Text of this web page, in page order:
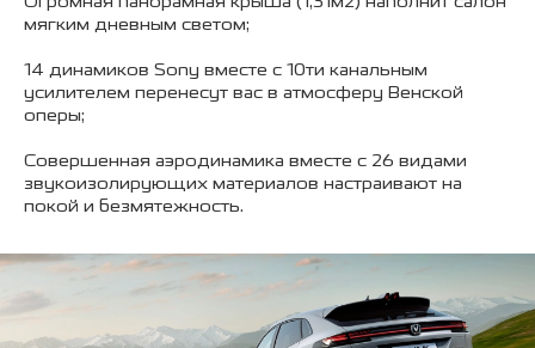
мягким дневным светом;
14 динамиков Sony вместе с 10ти канальным
усилителем перенесут вас в атмосферу Венской
оперы;
Совершенная аэродинамика вместе с 26 видами
звукоизолирующих материалов настраивают на
покой и безмятежность.